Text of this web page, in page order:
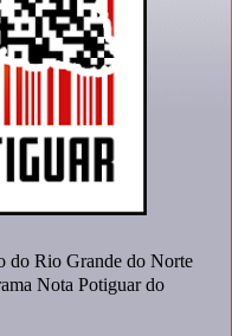
do Rio Grande do Norte
Nota Potiguar do